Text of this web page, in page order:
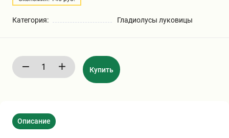
Шарафуга
Бирючина
Овсяница
Экзотические растения
Комнатные растения
Категория: Гладиолусы луковицы
Купить
Описание